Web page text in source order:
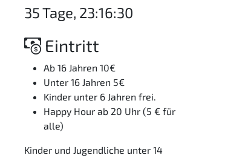
35 Tage, 23:16:30
Eintritt
Ab 16 Jahren 10€
Unter 16 Jahren 5€
Kinder unter 6 Jahren frei.
Happy Hour ab 20 Uhr (5 € für
alle)
Kinder und Jugendliche unter 14